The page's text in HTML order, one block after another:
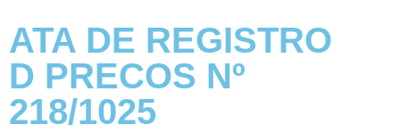
ATA DE REGISTRO
D PRECOS Nº
218/1025